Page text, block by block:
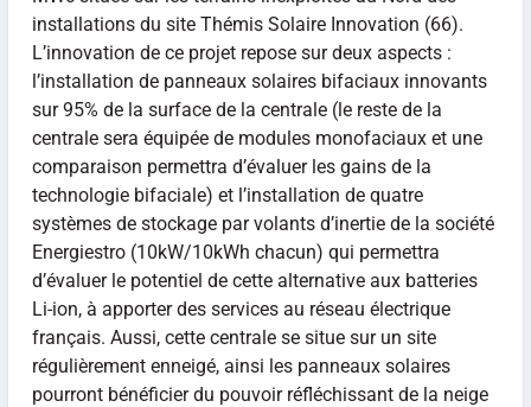
installations du site Thémis Solaire Innovation (66).
L’innovation de ce projet repose sur deux aspects :
l’installation de panneaux solaires bifaciaux innovants
sur 95% de la surface de la centrale (le reste de la
centrale sera équipée de modules monofaciaux et une
comparaison permettra d’évaluer les gains de la
technologie bifaciale) et l’installation de quatre
systèmes de stockage par volants d’inertie de la société
Energiestro (10kW/10kWh chacun) qui permettra
d’évaluer le potentiel de cette alternative aux batteries
Li-ion, à apporter des services au réseau électrique
français. Aussi, cette centrale se situe sur un site
régulièrement enneigé, ainsi les panneaux solaires
pourront bénéficier du pouvoir réfléchissant de la neige